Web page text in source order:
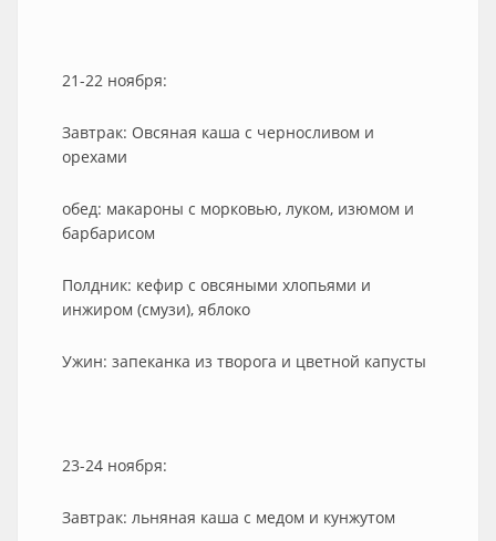
21-22 ноября:
Завтрак: Овсяная каша с черносливом и
орехами
обед: макароны с морковью, луком, изюмом и
барбарисом
Полдник: кефир с овсяными хлопьями и
инжиром (смузи), яблоко
Ужин: запеканка из творога и цветной капусты
23-24 ноября:
Завтрак: льняная каша с медом и кунжутом